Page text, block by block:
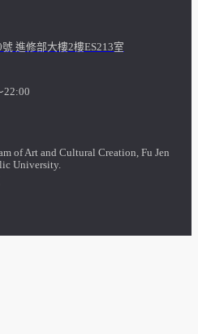
進修部大樓2樓ES213室
22:00
of Art and Cultural Creation, Fu Jen
University.